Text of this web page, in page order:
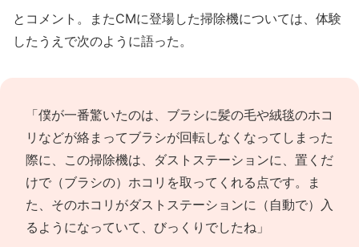
とコメント。またCMに登場した掃除機については、体験
したうえで次のように語った。
「僕が一番驚いたのは、ブラシに髪の毛や絨毯のホコ
リなどが絡まってブラシが回転しなくなってしまった
際に、この掃除機は、ダストステーションに、置くだ
けで（ブラシの）ホコリを取ってくれる点です。ま
た、そのホコリがダストステーションに（自動で）入
るようになっていて、びっくりでしたね」